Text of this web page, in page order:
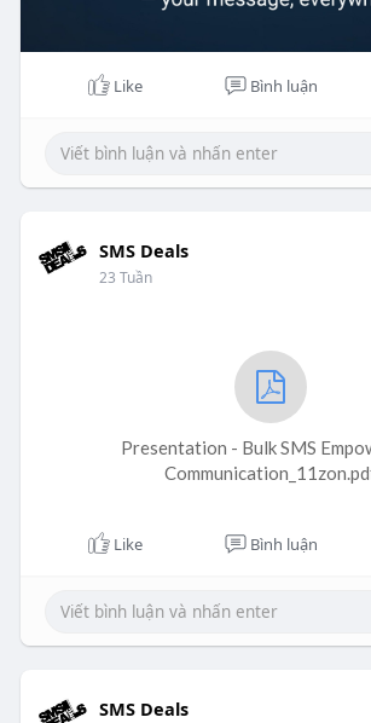
Like Bình luận
SMS Deals
23 Tuần
Presentation - Bulk SMS
Like Bình luận
SMS Deals